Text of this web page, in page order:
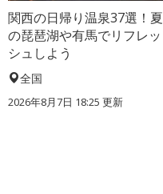
関西の日帰り温泉37選！夏
の琵琶湖や有馬でリフレッ
シュしよう
全国
2026年8月7日 18:25 更新